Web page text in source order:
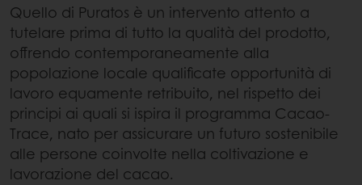
Quello di Puratos è un intervento attento a
tutelare prima di tutto la qualità del prodotto,
offrendo contemporaneamente alla
popolazione locale qualificate opportunità di
lavoro equamente retribuito, nel rispetto dei
principi ai quali si ispira il programma Cacao-
Trace, nato per assicurare un futuro sostenibile
alle persone coinvolte nella coltivazione e
lavorazione del cacao.